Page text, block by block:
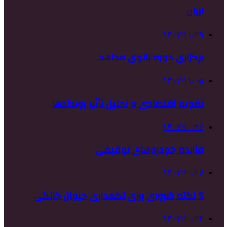
ایران
۱۴۰۲/۱۱/۲۹
برگزاری دوره بانوی مجاهد
۱۴۰۲/۱۱/۰۵
تقویم اقتصادی و تحلیل تأثیر رویدادها
۱۴۰۲/۱۰/۲۶
مزایده خودروهای توقیفی
۱۴۰۲/۱۰/۲۶
5 نکته ضروری برای نگهداری حیوان خانگی
۱۴۰۲/۱۰/۲۳